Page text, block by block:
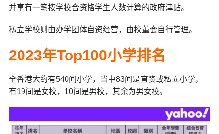
并享有一笔按学校合资格学生人数计算的政府津贴。
私立学校则由办学团体自资经营，由校董会自行管理。
2023年Top100小学排名
全香港大约有540间小学，当中83间是直资或私立小学。
有19间是女校，10间是男校，其余为男女校。